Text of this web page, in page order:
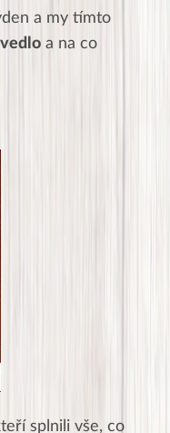
a my tímto
a na co
splnili vše, co